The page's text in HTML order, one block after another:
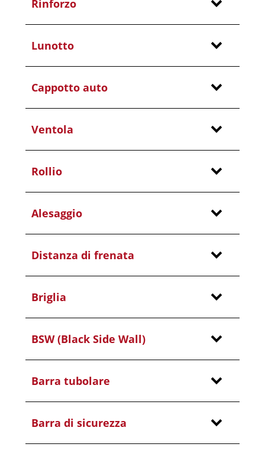
Rinforzo
Lunotto
Cappotto auto
Ventola
Rollio
Alesaggio
Distanza di frenata
Briglia
BSW (Black Side Wall)
Barra tubolare
Barra di sicurezza